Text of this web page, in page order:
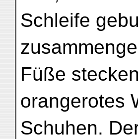
Schleife
Füße
orangerotes
Schuhen.